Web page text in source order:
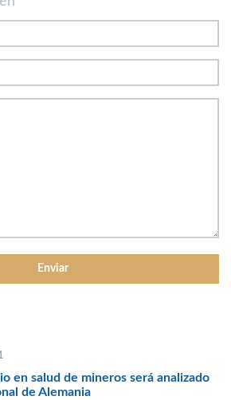
en salud de mineros será analizado
de Alemania